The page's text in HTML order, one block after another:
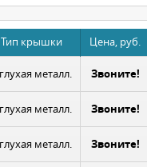
Тип крышки Цена, руб.
металл. Звоните!
металл. Звоните!
металл. Звоните!